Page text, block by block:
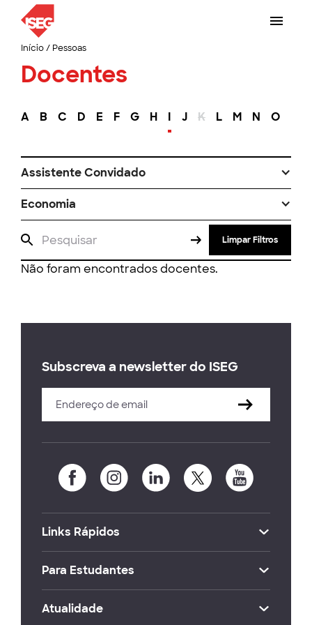
Início/ Pessoas
Docentes
A B C D E F G H I J K L M N O
Assistente Convidado
Economia
Limpar Filtros
Não foram encontrados docentes.
Subscreva a newsletter do ISEG
Links Rápidos
Para Estudantes
Atualidade